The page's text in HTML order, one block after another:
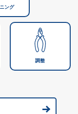
ング
調整